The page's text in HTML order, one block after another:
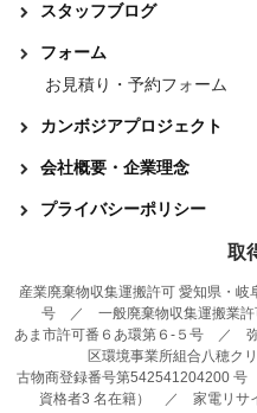
スタッフブログ
フォーム
お見積り・予約フォーム
カンボジアプロジェクト
会社概要・企業理念
プライバシーポリシー
取
産業廃棄物収集運搬許可 愛知県・
号 ／ 一般廃棄物収集運搬業許
あま市許可番６あ環第６-５号 ／
区環境事業所組合八穂ク
古物商登録番号第542541204200
資格者3 名在籍） ／ 家電リサ